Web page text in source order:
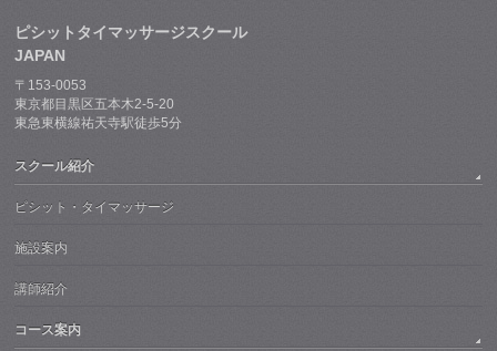
ピシットタイマッサージスクール
JAPAN
〒153-0053
東京都目黒区五本木2-5-20
東急東横線祐天寺駅徒歩5分
スクール紹介
ピシット・タイマッサージ
施設案内
講師紹介
コース案内